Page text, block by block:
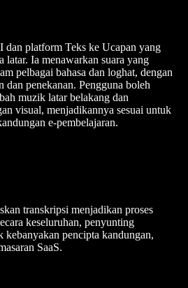
dan platform Teks ke Ucapan yang
latar. Ia menawarkan suara yang
pelbagai bahasa dan loghat, dengan
penekanan. Pengguna boleh
muzik latar belakang dan
visual, menjadikannya sesuai untuk
e-pembelajaran.
transkripsi menjadikan proses
keseluruhan, penyunting
kebanyakan pencipta kandungan,
SaaS.